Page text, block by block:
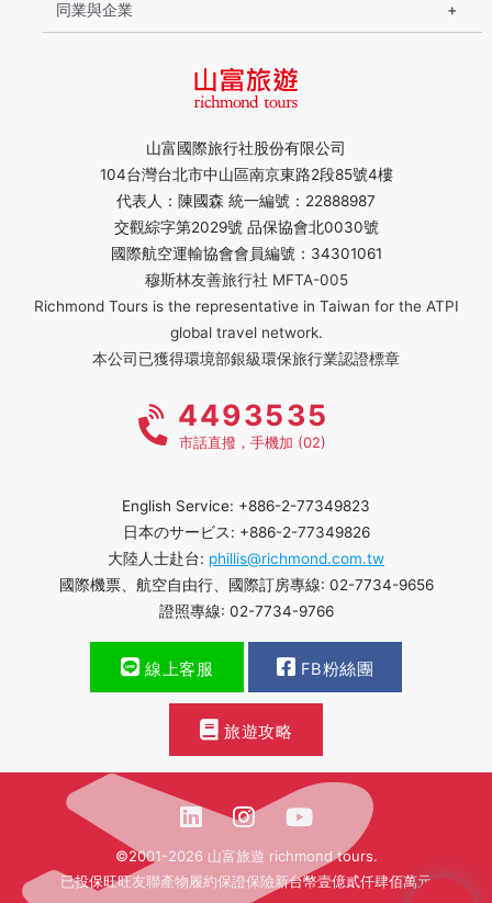
山富國際旅行社股份有限公司
104台灣台北市中山區南京東路2段85號4樓
代表人：陳國森 統一編號：22888987
交觀綜字第2029號 品保協會北0030號
國際航空運輸協會會員編號：34301061
穆斯林友善旅行社 MFTA-005
Richmond Tours is the representative in Taiwan for the ATPI
global travel network.
本公司已獲得環境部銀級環保旅行業認證標章
同業與企業
4493535
市話直撥，手機加 (02)
English Service: +886-2-77349823
日本のサービス: +886-2-77349826
大陸人士赴台: phillis@richmond.com.tw
國際機票、航空自由行、國際訂房專線: 02-7734-9656
證照專線: 02-7734-9766
線上客服 FB粉絲團
旅遊攻略
©2001-2026 山富旅遊 richmond tours.
已投保旺旺友聯產物履約保證保險新台幣壹億貳仟肆佰萬元